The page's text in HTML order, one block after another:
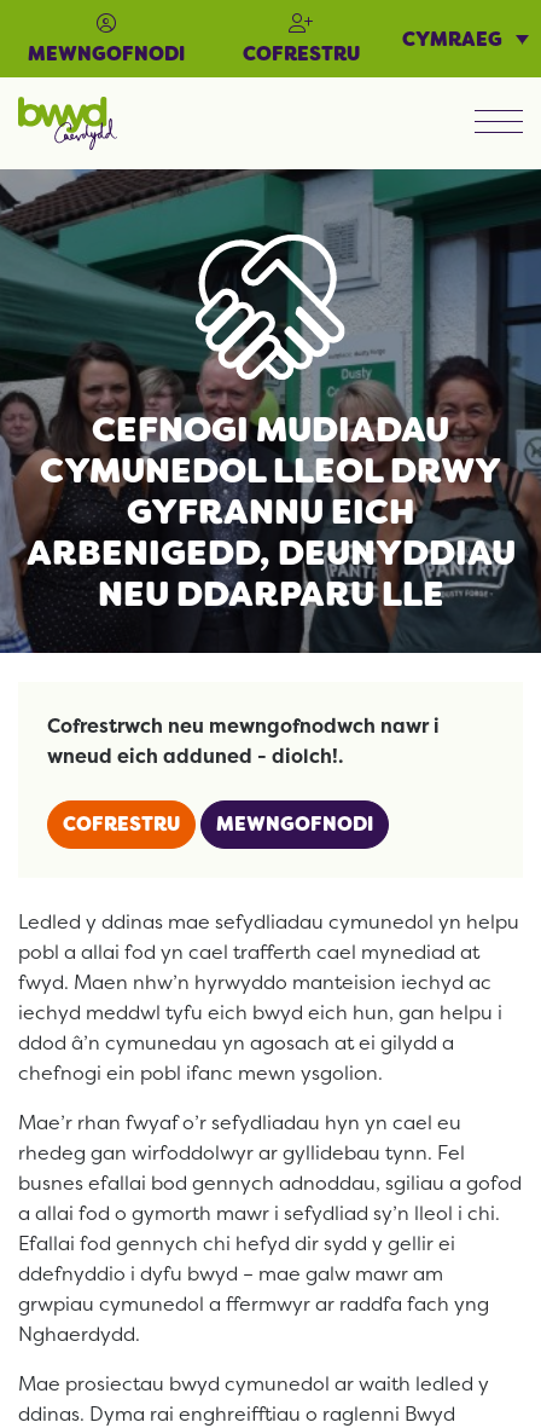
MEWNGOFNODI COFRESTRU
CYMRAEG
CEFNOGI MUDIADAU
CYMUNEDOL LLEOL DRWY
GYFRANNU EICH
ARBENIGEDD, DEUNYDDIAU
NEU DDARPARU LLE
Cofrestrwch neu mewngofnodwch nawr i
wneud eich adduned - diolch!.
COFRESTRU MEWNGOFNODI
Ledled y ddinas mae sefydliadau cymunedol yn helpu
pobl a allai fod yn cael trafferth cael mynediad at
fwyd. Maen nhw’n hyrwyddo manteision iechyd ac
iechyd meddwl tyfu eich bwyd eich hun, gan helpu i
ddod â’n cymunedau yn agosach at ei gilydd a
chefnogi ein pobl ifanc mewn ysgolion.
Mae’r rhan fwyaf o’r sefydliadau hyn yn cael eu
rhedeg gan wirfoddolwyr ar gyllidebau tynn. Fel
busnes efallai bod gennych adnoddau, sgiliau a gofod
a allai fod o gymorth mawr i sefydliad sy’n lleol i chi.
Efallai fod gennych chi hefyd dir sydd y gellir ei
ddefnyddio i dyfu bwyd – mae galw mawr am
grwpiau cymunedol a ffermwyr ar raddfa fach yng
Nghaerdydd.
Mae prosiectau bwyd cymunedol ar waith ledled y
ddinas. Dyma rai enghreifftiau o raglenni Bwyd